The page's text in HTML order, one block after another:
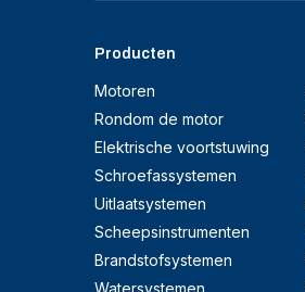
Producten
Motoren
Rondom de motor
Elektrische voortstuwing
Schroefassystemen
Uitlaatsystemen
Scheepsinstrumenten
Brandstofsystemen
Watersystemen